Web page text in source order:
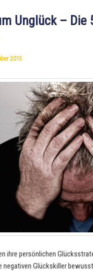
Unglück – Die
2015
ihre persönlichen
negativen Glückskiller